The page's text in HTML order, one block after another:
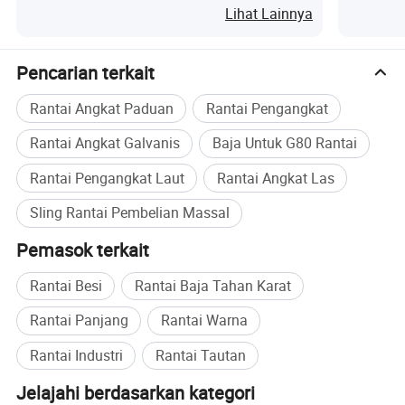
Strict untuk barang-barang jadi.
Perbedaan kami untuk Rantai Pengangkatan:
Lihat Lainnya
Pencarian terkait
Rantai Angkat Paduan
Rantai Pengangkat
Rantai Angkat Galvanis
Baja Untuk G80 Rantai
Rantai Pengangkat Laut
Rantai Angkat Las
Sling Rantai Pembelian Massal
Pemasok terkait
Rantai Besi
Rantai Baja Tahan Karat
Rantai Panjang
Rantai Warna
Rantai Industri
Rantai Tautan
Jelajahi berdasarkan kategori